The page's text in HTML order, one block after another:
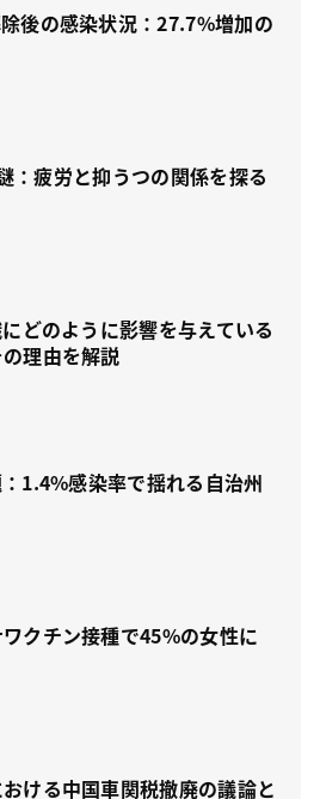
後の感染状況：27.7%増加の
：疲労と抑うつの関係を探る
どのように影響を与えている
理由を解説
1.4%感染率で揺れる自治州
クチン接種で45%の女性に
ける中国車関税撤廃の議論と